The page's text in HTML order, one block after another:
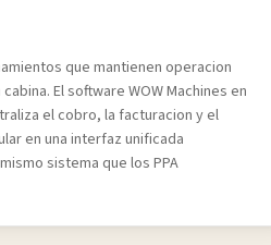
que mantienen operacion
El software WOW Machines en
el cobro, la facturacion y el
en una interfaz unificada
sistema que los PPA